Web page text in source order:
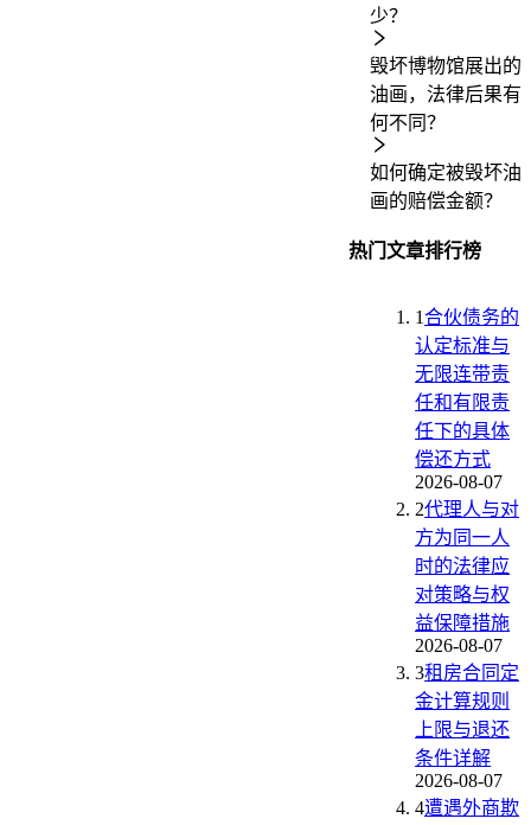
少？
毁坏博物馆展出的
油画，法律后果有
何不同？
如何确定被毁坏油
画的赔偿金额？
热门文章排行榜
1合伙债务的
认定标准与
无限连带责
任和有限责
任下的具体
偿还方式
2026-08-07
2代理人与对
方为同一人
时的法律应
对策略与权
益保障措施
2026-08-07
3租房合同定
金计算规则
上限与退还
条件详解
2026-08-07
4遭遇外商欺